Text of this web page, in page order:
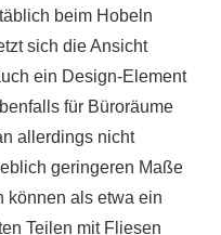
beim Hobeln
sich die Ansicht
ein Design-Element
für Büroräume
allerdings nicht
geringeren Maße
können als etwa ein
Teilen mit Fliesen